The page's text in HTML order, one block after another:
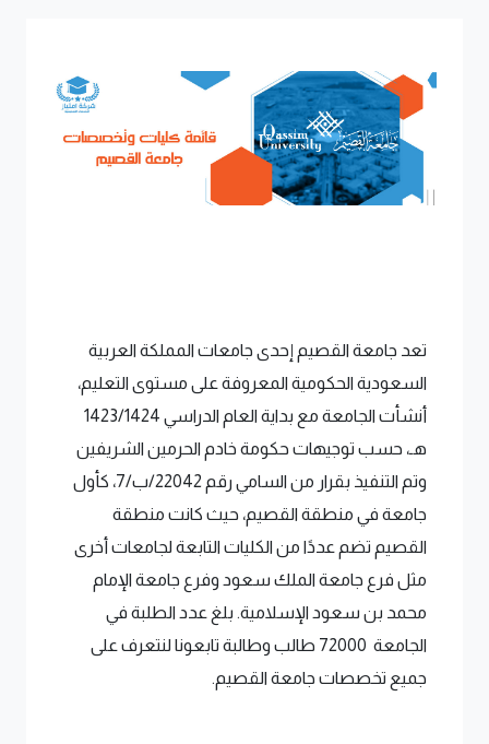
تعد جامعة القصيم إحدى جامعات المملكة العربية
السعودية الحكومية المعروفة على مستوى التعليم،
أنشأت الجامعة مع بداية العام الدراسي 1423/1424
هـ، حسب توجيهات حكومة خادم الحرمين الشريفين
وتم التنفيذ بقرار من السامي رقم 22042/ب/7، كأول
جامعة في منطقة القصيم، حيث كانت منطقة
القصيم تضم عددًا من الكليات التابعة لجامعات أخرى
مثل فرع جامعة الملك سعود وفرع جامعة الإمام
محمد بن سعود الإسلامية. بلغ عدد الطلبة في
الجامعة 72000 طالب وطالبة تابعونا لنتعرف على
جميع تخصصات جامعة القصيم.